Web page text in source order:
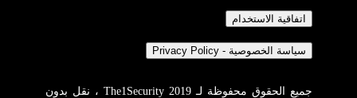
جميع الحقوق محفوظة لـ The1Security 2019 ، نقل بدون